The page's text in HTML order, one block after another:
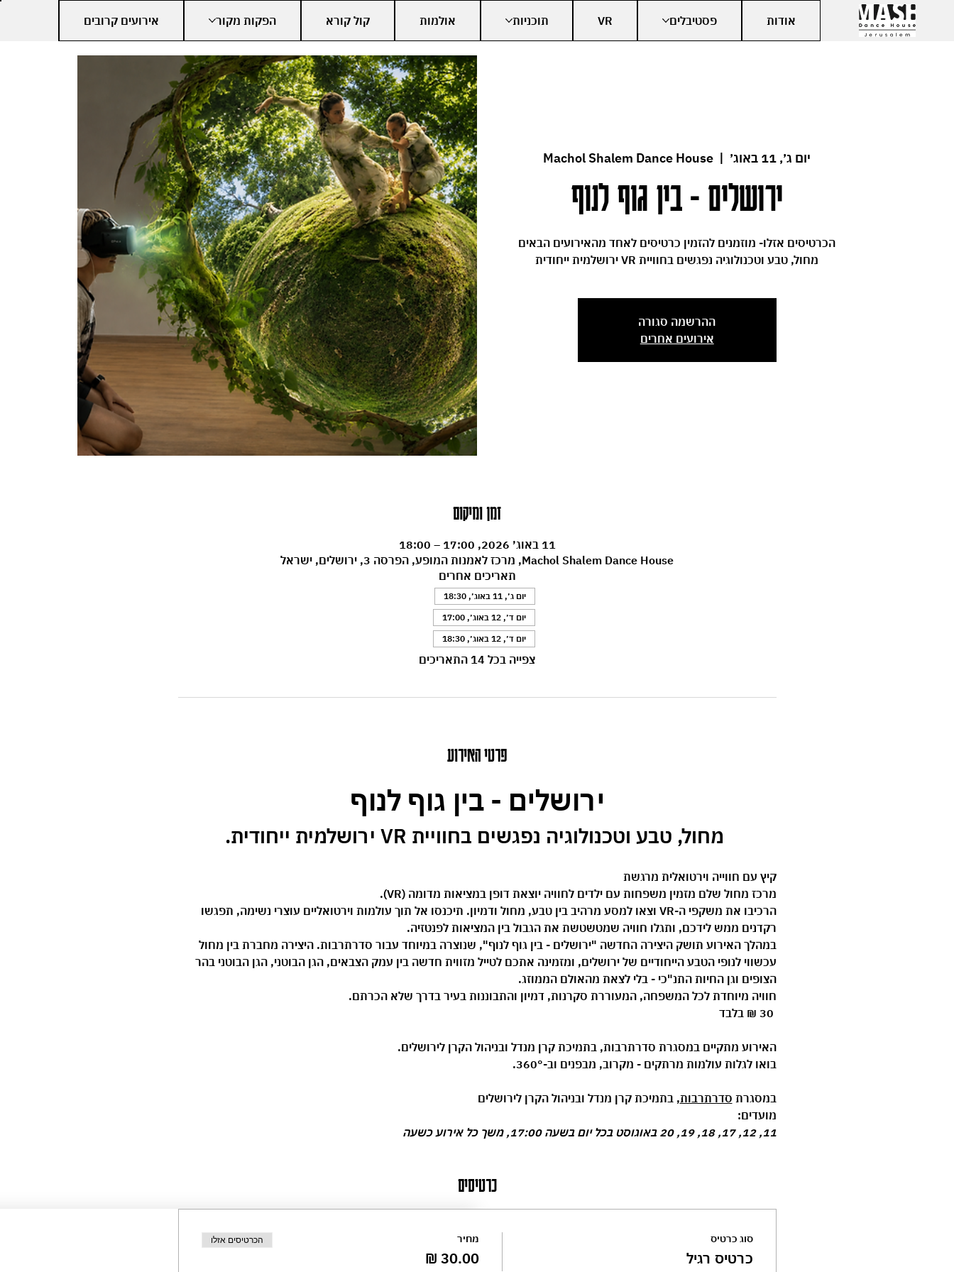
אודות פסטיבלים VR תוכניות אולמות קול קורא הפקות מקור אירועים קרובים
יום ג׳, 11 באוג׳
  |
Machol Shalem Dance House
ירושלים - בין גוף לנוף
מחול, טבע וטכנולוגיה נפגשים בחוויית VR ירושלמית ייחודית
ההרשמה סגורה
אירועים אחרים
זמן ומיקום
11 באוג׳ 2026, 17:00 – 18:00
Machol Shalem Dance House, מרכז לאמנות המופע, הפרסה 3, ירושלים, ישראל
תאריכים אחרים
יום ג׳, 11 באוג׳, 18:30
יום ד׳, 12 באוג׳, 17:00
יום ד׳, 12 באוג׳, 18:30
צפייה בכל 14 התאריכים
פרטי האירוע
ירושלים - בין גוף לנוף
מחול, טבע וטכנולוגיה נפגשים בחוויית VR ירושלמית ייחודית.
קיץ עם חווייה וירטואלית מרגשת
מרכז מחול שלם מזמין משפחות עם ילדים לחוויה יוצאת דופן במציאות מדומה (VR).
הרכיבו את משקפי ה-VR וצאו למסע מרהיב בין טבע, מחול ודמיון. תיכנסו אל תוך עולמות וירטואליים עוצרי נשימה, תפגשו
רקדנים ממש לידכם, ותגלו חוויה שמטשטשת את הגבול בין המציאות לפנטזיה.
במהלך האירוע תושק היצירה החדשה "ירושלים - בין גוף לנוף", שנוצרה במיוחד עבור סדרתרבות. היצירה מחברת בין מחול
עכשווי לנופי הטבע הייחודיים של ירושלים, ומזמינה אתכם לטייל מזווית חדשה בין עמק הצבאים, הגן הבוטני, הגן הבוטני בהר
הצופים וגן החיות התנ"כי - בלי לצאת מהאולם הממוזג.
חוויה מיוחדת לכל המשפחה, המעוררת סקרנות, דמיון והתבוננות בעיר בדרך שלא הכרתם.
30 ₪ בלבד
האירוע מתקיים במסגרת סדרתרבות, בתמיכת קרן מנדל ובניהול הקרן לירושלים.
בואו לגלות עולמות מרתקים - מקרוב, מבפנים וב-360°.
במסגרת סדרתרבות, בתמיכת קרן מנדל ובניהול הקרן לירושלים
מועדים:
11, 12, 17, 18, 19, 20 באוגוסט בכל יום בשעה 17:00, משך כל אירוע כשעה
כרטיסים
סוג כרטיס
כרטיס רגיל
מחיר הכרטיסים אזלו